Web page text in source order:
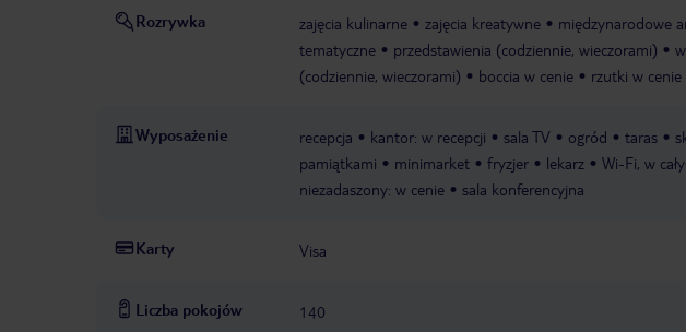
Rozrywka zajęcia kulinarne zajęcia kreatywne międzynarodowe
tematyczne
przedstawienia (codziennie, wieczorami)
(codziennie, wieczorami)
boccia w cenie rzutki w cenie
Wyposażenie recepcja kantor: w recepcji sala TV ogród taras
pamiątkami
minimarket fryzjer lekarz Wi-Fi, w
niezadaszony: w cenie
sala konferencyjna
Karty Visa
Liczba pokojów 140